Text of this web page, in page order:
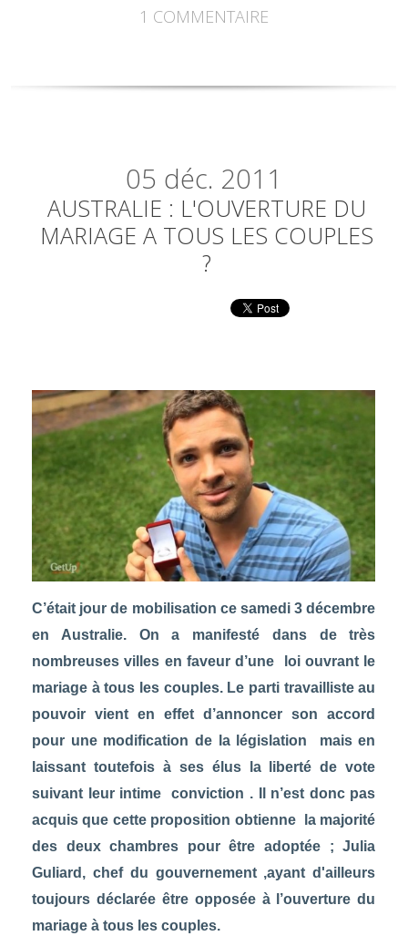
1 COMMENTAIRE
05 déc. 2011
AUSTRALIE : L'OUVERTURE DU
MARIAGE A TOUS LES COUPLES
?
C’était jour de mobilisation ce samedi 3 décembre
en Australie. On a manifesté dans de très
nombreuses villes en faveur d’une loi ouvrant le
mariage à tous les couples. Le parti travailliste au
pouvoir vient en effet d’annoncer son accord
pour une modification de la législation mais en
laissant toutefois à ses élus la liberté de vote
suivant leur intime conviction .
Il n’est donc pas
acquis que cette proposition obtienne la majorité
des deux chambres pour être adoptée ; Julia
Guliard, chef du gouvernement ,ayant d'ailleurs
toujours déclarée être opposée à l’ouverture du
mariage à tous les couples.